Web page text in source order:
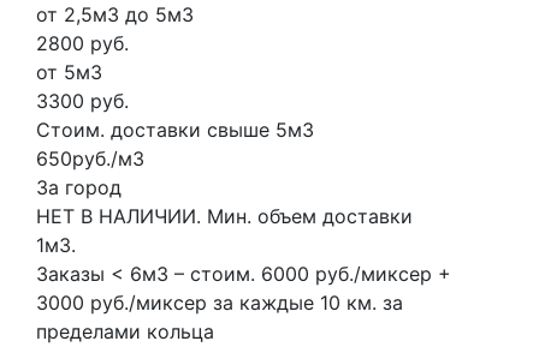
от 2,5м3 до 5м3
2800 руб.
от 5м3
3300 руб.
Стоим. доставки свыше 5м3
650руб./м3
За город
НЕТ В НАЛИЧИИ. Мин. объем доставки
1м3.
Заказы < 6м3 – стоим. 6000 руб./миксер +
3000 руб./миксер за каждые 10 км. за
пределами кольца